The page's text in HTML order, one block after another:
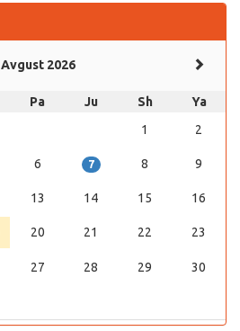
Avgust 2026
Pa Ju Sh
Ya
1
2
6 7 8 9
13 14 15 16
20 21 22 23
27 28 29 30